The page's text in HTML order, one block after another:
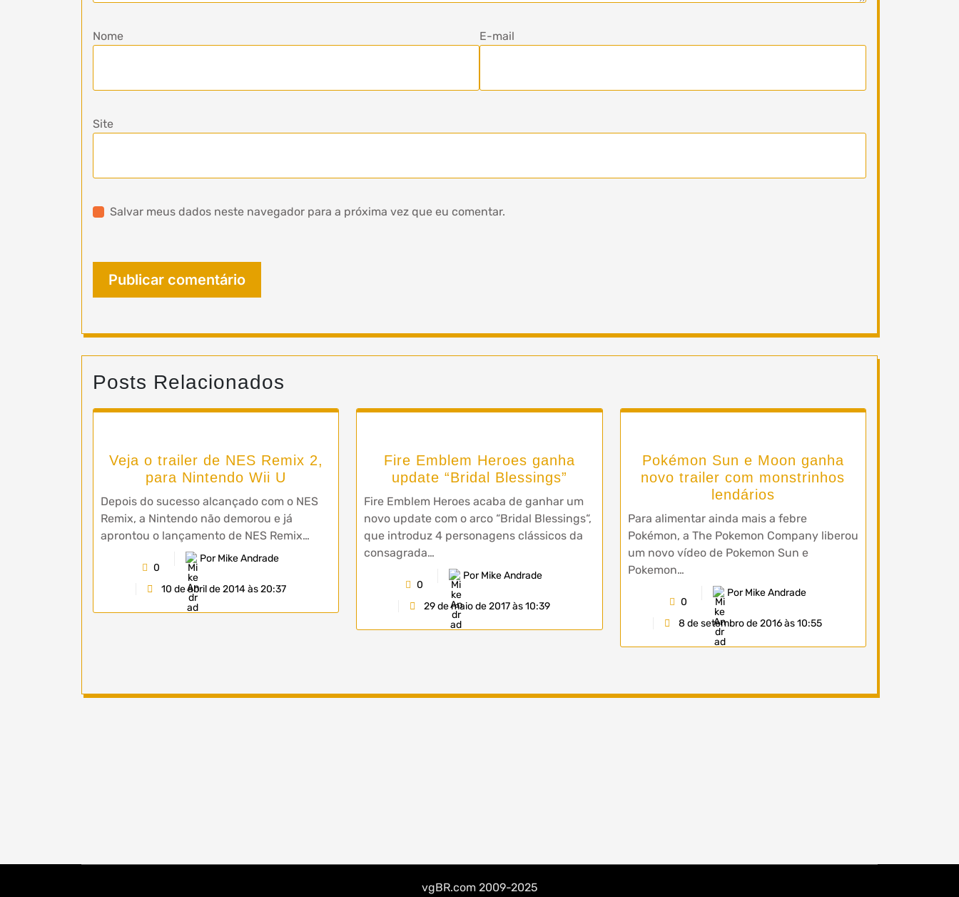
Nome E-mail
Site
Salvar meus dados neste navegador para a próxima vez que eu comentar.
Posts Relacionados
Veja o trailer de NES Remix 2,
para Nintendo Wii U
Depois do sucesso alcançado com o NES
Remix, a Nintendo não demorou e já
aprontou o lançamento de NES Remix…
0
Por Mike Andrade
10 de abril de 2014 às 20:37
Fire Emblem Heroes ganha
update “Bridal Blessings”
Fire Emblem Heroes acaba de ganhar um
novo update com o arco “Bridal Blessings“,
que introduz 4 personagens clássicos da
consagrada…
0
Por Mike Andrade
29 de maio de 2017 às 10:39
Pokémon Sun e Moon ganha
novo trailer com monstrinhos
lendários
Para alimentar ainda mais a febre
Pokémon, a The Pokemon Company liberou
um novo vídeo de Pokemon Sun e
Pokemon…
0
Por Mike Andrade
8 de setembro de 2016 às 10:55
vgBR.com 2009-2025